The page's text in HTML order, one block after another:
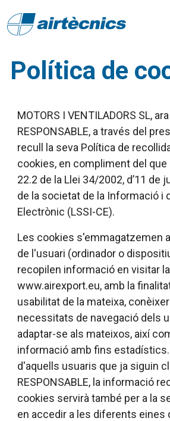
Política de
MOTORS I VENTILADORS SL,
RESPONSABLE, a través del
recull la seva Política de
cookies, en compliment del
22.2 de la Llei 34/2002, d’11 de
de la societat de la Informació i
Electrònic (LSSI-CE).
Les cookies s'emmagatzemen
de l'usuari (ordinador o
recopilen informació en visitar
www.airexport.eu, amb la
usabilitat de la mateixa,
necessitats de navegació dels
adaptar-se als mateixos, així
informació amb fins estadístics.
d'aquells usuaris que ja siguin
RESPONSABLE, la informació
cookies servirà també per a la
en accedir a les diferents eines